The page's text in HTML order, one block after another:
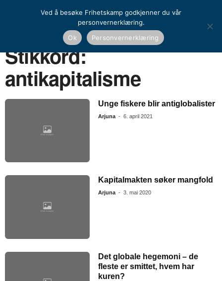
Antikapitalisme
Stikkord:
antikapitalisme
Unge fiskere blir antiglobalister
Arjuna - 6. april 2021
Kapitalmakten søker mangfold
Arjuna - 3. mai 2020
Det globale hegemoni – de
fleste er smittet, hvem har
kuren?
Ved å besøke Frihetskamp godkjenner du vår
personvernerklæring.
Ok
Personvernerklæring